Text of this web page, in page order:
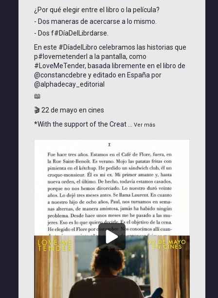
PRODUCCIÓN
VIDEO – VOD
CATÁLOGO
PRENSA
NOTICIAS
QUIÉNES SOMOS
CONTACTO
¿Por qué elegir entre el libro o la película?
- Dos maneras de acercarse a lo mismo.
- Dos f#DíaDelLibrdarse.
En este #DíadelLibro celebramos las historias que
p#lovemetenderl a la pantalla, como
#LoveMeTender, basada libremente en el libro de
@constancdebre y editado en España por
@alphadecay_editorial
📖
🎬 22 de mayo en cines
*With the support of the Creat
Ver más